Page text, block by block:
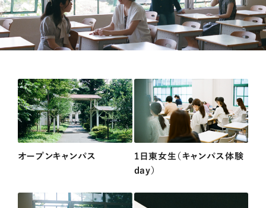
オープンキャンパス
1日東女生（キャンパス体験
day）